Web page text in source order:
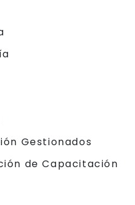
Gestionados
de Capacitación